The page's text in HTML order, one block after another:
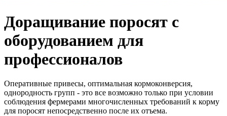
Доращивание поросят с
оборудованием для
профессионалов
Оперативные привесы, оптимальная кормоконверсия,
однородность групп - это все возможно только при условии
соблюдения фермерами многочисленных требований к корму
для поросят непосредственно после их отъема.